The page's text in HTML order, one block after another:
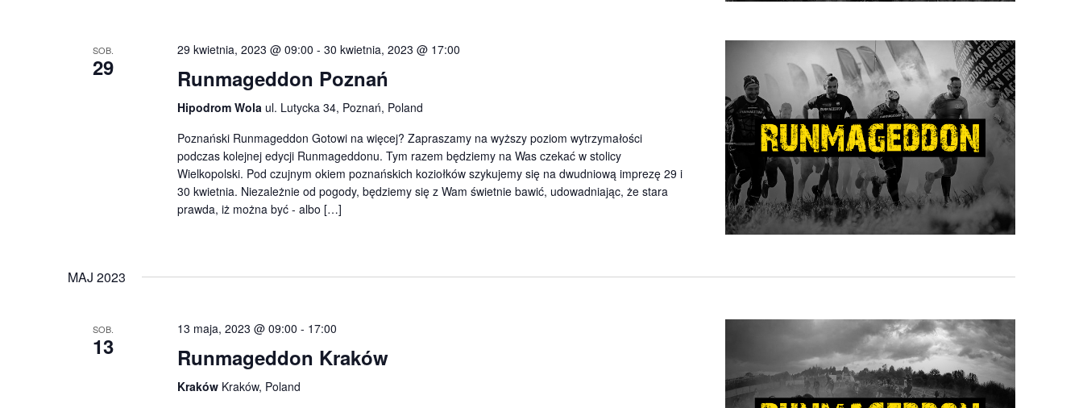
SOB.
29
29 kwietnia, 2023 @ 09:00 - 30 kwietnia, 2023 @ 17:00
Runmageddon Poznań
Hipodrom Wola ul. Lutycka 34, Poznań, Poland
Poznański Runmageddon Gotowi na więcej? Zapraszamy na wyższy poziom wytrzymałości
podczas kolejnej edycji Runmageddonu. Tym razem będziemy na Was czekać w stolicy
Wielkopolski. Pod czujnym okiem poznańskich koziołków szykujemy się na dwudniową imprezę 29 i
30 kwietnia. Niezależnie od pogody, będziemy się z Wam świetnie bawić, udowadniając, że stara
prawda, iż można być - albo […]
MAJ 2023
SOB.
13
13 maja, 2023 @ 09:00 - 17:00
Runmageddon Kraków
Kraków Kraków, Poland